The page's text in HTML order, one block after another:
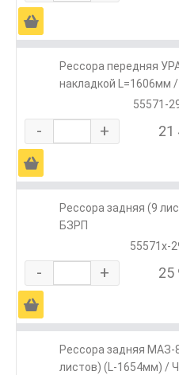
Ä
Рессора передняя
накладкой L=1606мм
55571-
- + 21
Ä
Рессора задняя (9
БЗРП
55571х-
- + 25
Ä
Рессора задняя МАЗ-
листов) (L-1654мм) /